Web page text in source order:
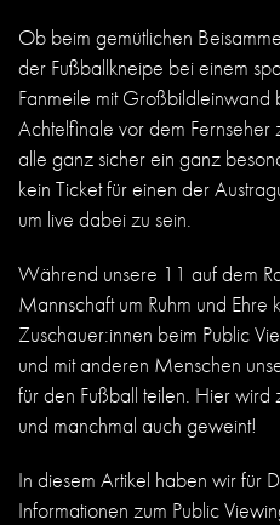
Ob beim gemütlichen
der Fußballkneipe bei einem
Fanmeile mit
Achtelfinale vor dem
alle ganz sicher ein ganz
kein Ticket für einen der
um live dabei zu sein.
Während unsere 11 auf dem
Mannschaft um Ruhm und Ehre
Zuschauer:innen beim Public
und mit anderen Menschen
für den Fußball teilen. Hier wird
und manchmal auch geweint!
In diesem Artikel haben wir für
Informationen zum Public